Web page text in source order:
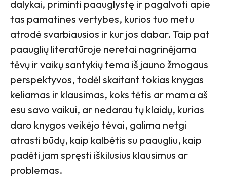
dalykai, priminti paauglystę ir pagalvoti apie
tas pamatines vertybes, kurios tuo metu
atrodė svarbiausios ir kur jos dabar. Taip pat
paauglių literatūroje neretai nagrinėjama
tėvų ir vaikų santykių tema iš jauno žmogaus
perspektyvos, todėl skaitant tokias knygas
keliamas ir klausimas, koks tėtis ar mama aš
esu savo vaikui, ar nedarau tų klaidų, kurias
daro knygos veikėjo tėvai, galima netgi
atrasti būdų, kaip kalbėtis su paaugliu, kaip
padėti jam spręsti iškilusius klausimus ar
problemas.